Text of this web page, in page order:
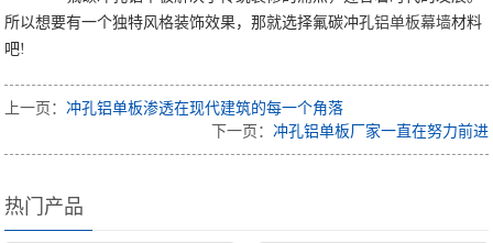
所以想要有一个独特风格装饰效果，那就选择氟碳冲孔铝单板幕墙材料
吧!
上一页：冲孔铝单板渗透在现代建筑的每一个角落
下一页： 冲孔铝单板厂家一直在努力前进
热门产品